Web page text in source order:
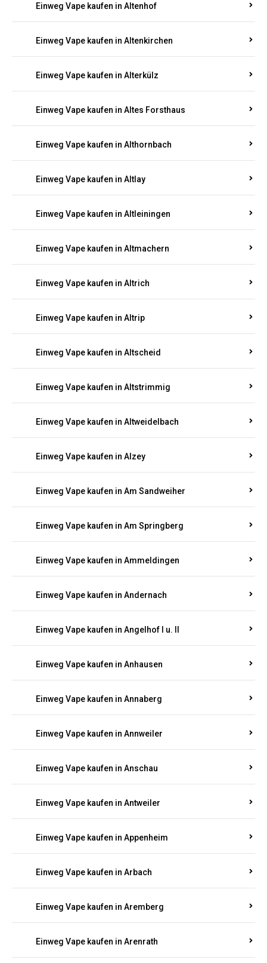
Einweg Vape kaufen in Altenhof
Einweg Vape kaufen in Altenkirchen
Einweg Vape kaufen in Alterkülz
Einweg Vape kaufen in Altes Forsthaus
Einweg Vape kaufen in Althornbach
Einweg Vape kaufen in Altlay
Einweg Vape kaufen in Altleiningen
Einweg Vape kaufen in Altmachern
Einweg Vape kaufen in Altrich
Einweg Vape kaufen in Altrip
Einweg Vape kaufen in Altscheid
Einweg Vape kaufen in Altstrimmig
Einweg Vape kaufen in Altweidelbach
Einweg Vape kaufen in Alzey
Einweg Vape kaufen in Am Sandweiher
Einweg Vape kaufen in Am Springberg
Einweg Vape kaufen in Ammeldingen
Einweg Vape kaufen in Andernach
Einweg Vape kaufen in Angelhof I u. II
Einweg Vape kaufen in Anhausen
Einweg Vape kaufen in Annaberg
Einweg Vape kaufen in Annweiler
Einweg Vape kaufen in Anschau
Einweg Vape kaufen in Antweiler
Einweg Vape kaufen in Appenheim
Einweg Vape kaufen in Arbach
Einweg Vape kaufen in Aremberg
Einweg Vape kaufen in Arenrath